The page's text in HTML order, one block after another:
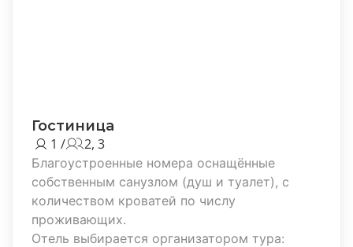
Гостиница
1 /
2, 3
Благоустроенные номера оснащённые
собственным санузлом (душ и туалет), с
количеством кроватей по числу
проживающих.
Отель выбирается организатором тура: